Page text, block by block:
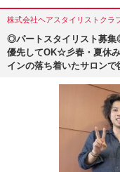
株式会社ヘアスタイリストクラ
◎パートスタイリスト募集
優先してOK☆彡春・夏休
インの落ち着いたサロンで